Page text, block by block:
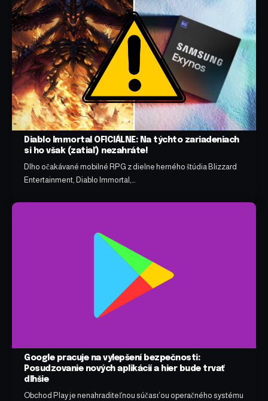
Diablo Immortal OFICIÁLNE: Na týchto zariadeniach
si ho však (zatiaľ) nezahráte!
Dlho očakávané mobilné RPG z dielne herného štúdia Blizzard
Entertainment, Diablo Immortal,…
Google pracuje na vylepšení bezpečnosti:
Posudzovanie nových aplikácií a hier bude trvať
dlhšie
Obchod Play je nenahraditeľnou súčasťou operačného systému